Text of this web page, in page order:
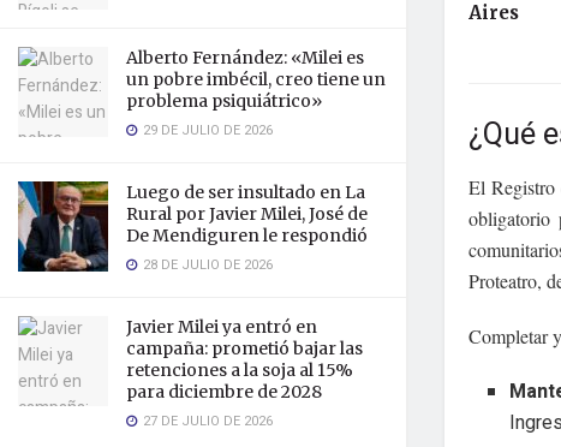
Alberto Fernández: «Milei es
un pobre imbécil, creo tiene un
problema psiquiátrico»
29 DE JULIO DE 2026
Luego de ser insultado en La
Rural por Javier Milei, José de
De Mendiguren le respondió
28 DE JULIO DE 2026
Javier Milei ya entró en
campaña: prometió bajar las
retenciones a la soja al 15%
para diciembre de 2028
27 DE JULIO DE 2026
Aires
¿Qué
El
obligatorio
Proteatro,
Completar